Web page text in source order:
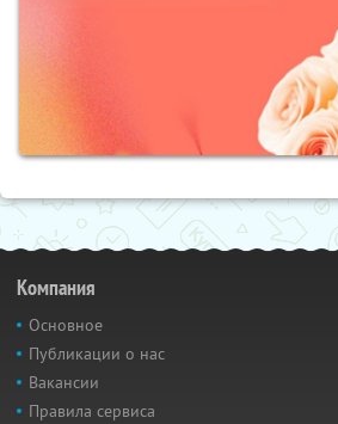
Компания
Основное
Публикации о нас
Вакансии
Правила сервиса